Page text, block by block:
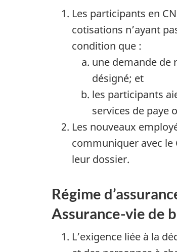
Les participants en
cotisations n’ayant
condition que :
une demande de
désigné; et
les participants
services de paye
Les nouveaux
communiquer avec le
leur dossier.
Régime
Assurance-vie de
L’exigence liée à la